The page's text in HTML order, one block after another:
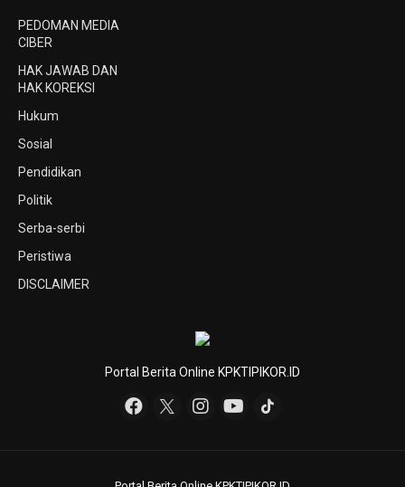
PEDOMAN MEDIA
CIBER
HAK JAWAB DAN
HAK KOREKSI
Hukum
Sosial
Pendidikan
Politik
Serba-serbi
Peristiwa
DISCLAIMER
Portal Berita Online KPKTIPIKOR.ID